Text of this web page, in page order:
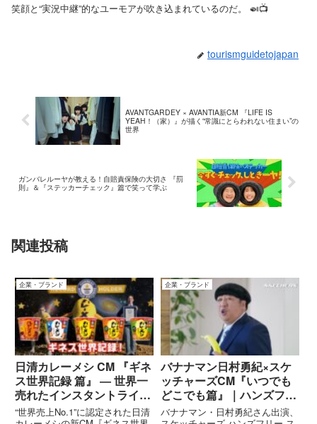
笑顔と“実況中継”的なユーモアが吹き込まれているのだ。 🍛📺
tourismguidetojapan
AVANTGARDEY × AVANTIA新CM 『LIFE IS
YEAH！（家）』が描く“常識にとらわれない住まい”の
世界
ガンバレルーヤが教える！自賠責保険の大切さ 『罰
則』＆『ステッカーチェック』篇で笑って学ぶ
関連投稿
企業・ブランド
日清カレーメシ CM 『ギネ
ス世界記録 篇』 ― 世界一
売れたインスタントライス
ブランドの舞台裏
“世界売上No.1”に認定された日清
企業・ブランド
バナナマン日村勇紀×スケ
ッチャーズCM『いつでも
どこでも篇』｜ハンズフリ
ー スリップインズで仕事
バナナマン・日村勇紀さん出演、